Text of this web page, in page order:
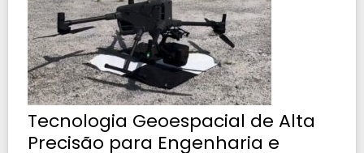
Tecnologia Geoespacial de Alta
Precisão para Engenharia e